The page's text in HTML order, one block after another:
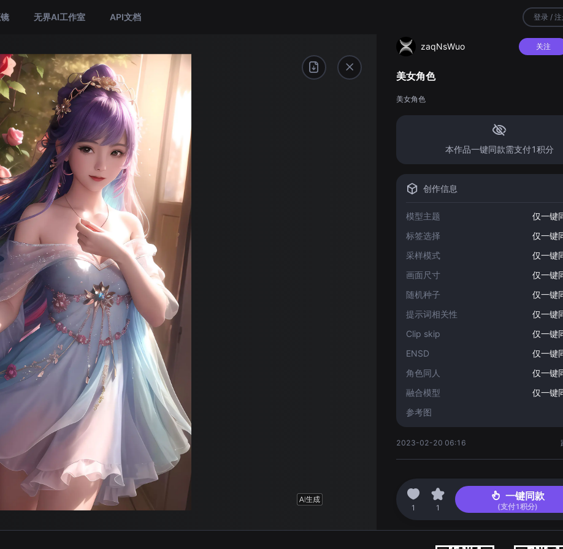
无界AI工作室 API文档 登录 /
zaqNsWuo 关注
美女角色
美女角色
本作品一键同款需支付1积分
创作信息
模型主题
仅一键
标签选择
仅一键
采样模式
仅一键
画面尺寸
仅一键
随机种子
仅一键
提示词相关性
仅一键
Clip skip
仅一键
ENSD
仅一键
角色同人
仅一键
融合模型
仅一键
参考图
2023-02-20 06:16
1 1
一键同款
(支付1积分)